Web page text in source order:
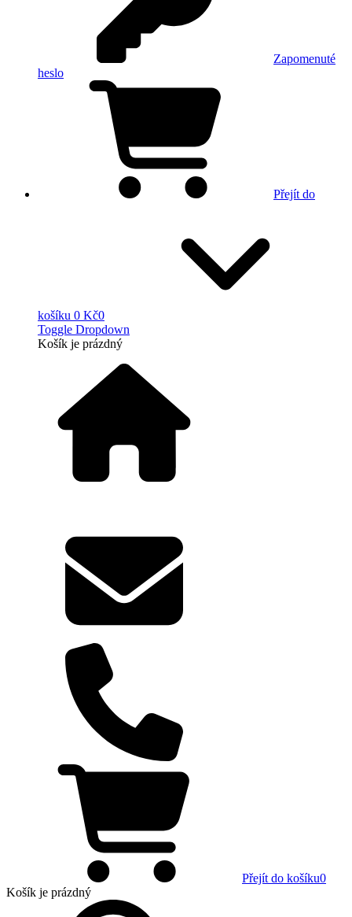
Zapomenuté
heslo
Přejít do
košíku 0 Kč0
Toggle Dropdown
Košík je prázdný
Přejít do košíku0
Košík je prázdný